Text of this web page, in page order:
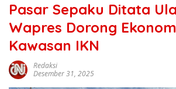
Pasar Sepaku Ditata
Wapres Dorong
Kawasan IKN
Redaksi
Desember 31, 2025